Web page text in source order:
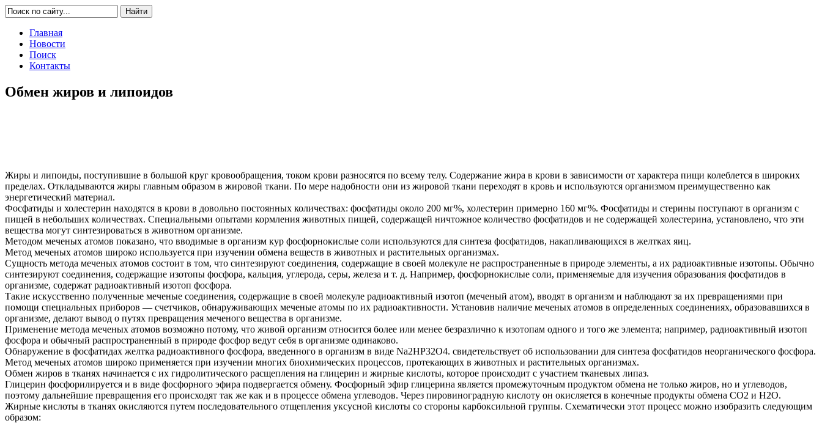
Главная
Новости
Поиск
Контакты
Обмен жиров и липоидов
Жиры и липоиды, поступившие в большой круг кровообращения, током крови разносятся по всему телу. Содержание жира в крови в зависимости от характера пищи колеблется в широких
пределах. Откладываются жиры главным образом в жировой ткани. По мере надобности они из жировой ткани переходят в кровь и используются организмом преимущественно как
энергетический материал.
Фосфатиды и холестерин находятся в крови в довольно постоянных количествах: фосфатиды около 200 мг%, холестерин примерно 160 мг%. Фосфатиды и стерины поступают в организм с
пищей в небольших количествах. Специальными опытами кормления животных пищей, содержащей ничтожное количество фосфатидов и нe содержащей холестерина, установлено, что эти
вещества могут синтезироваться в животном организме.
Методом меченых атомов показано, что вводимые в организм кур фосфорнокислые соли используются для синтеза фосфатидов, накапливающихся в желтках яиц.
Метод меченых атомов широко используется при изучении обмена веществ в животных и растительных организмах.
Сущность метода меченых атомов состоит в том, что синтезируют соединения, содержащие в своей молекуле не распространенные в природе элементы, а их радиоактивные изотопы. Обычно
синтезируют соединения, содержащие изотопы фосфора, кальция, углерода, серы, железа и т. д. Например, фосфорнокислые соли, применяемые для изучения образования фосфатидов в
организме, содержат радиоактивный изотоп фосфора.
Такие искусственно полученные меченые соединения, содержащие в своей молекуле радиоактивный изотоп (меченый атом), вводят в организм и наблюдают за их превращениями при
помощи специальных приборов — счетчиков, обнаруживающих меченые атомы по их радиоактивности. Установив наличие меченых атомов в определенных соединениях, образовавшихся в
организме, делают вывод о путях превращения меченого вещества в организме.
Применение метода меченых атомов возможно потому, что живой организм относится более или менее безразлично к изотопам одного и того же элемента; например, радиоактивный изотоп
фосфора и обычный распространенный в природе фосфор ведут себя в организме одинаково.
Обнаружение в фосфатидах желтка радиоактивного фосфора, введенного в организм в виде Na2НP32O4. свидетельствует об использовании для синтеза фосфатидов неорганического фосфора.
Метод меченых атомов широко применяется при изучении многих биохимических процессов, протекающих в животных и растительных организмах.
Обмен жиров в тканях начинается с их гидролитического расщепления на глицерин и жирные кислоты, которое происходит с участием тканевых липаз.
Глицерин фосфорилируется и в виде фосфорного эфира подвергается обмену. Фосфорный эфир глицерина является промежуточным продуктом обмена не только жиров, но и углеводов,
поэтому дальнейшие превращения его происходят так же как и в процессе обмена углеводов. Через пировиноградную кислоту он окисляется в конечные продукты обмена CO2 и H2O.
Жирные кислоты в тканях окисляются путем последовательного отщепления уксусной кислоты со стороны карбоксильной группы. Схематически этот процесс можно изобразить следующим
образом: